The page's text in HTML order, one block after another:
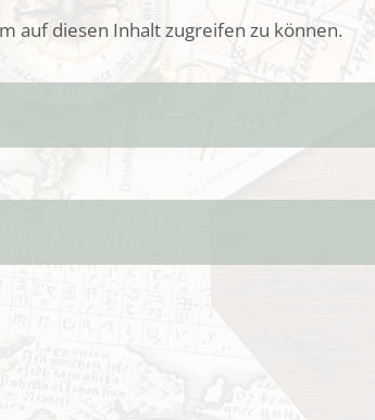
auf diesen Inhalt zugreifen zu können.